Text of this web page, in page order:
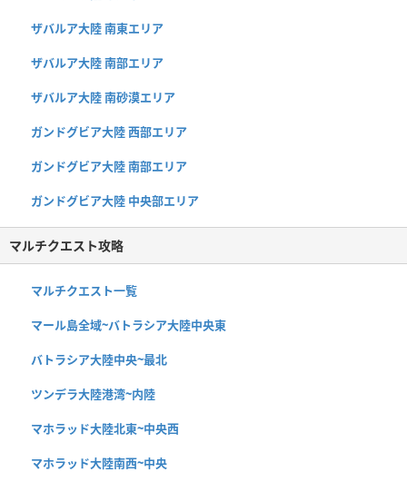
ザバルア大陸 南東エリア
ザバルア大陸 南部エリア
ザバルア大陸 南砂漠エリア
ガンドグビア大陸 西部エリア
ガンドグビア大陸 南部エリア
ガンドグビア大陸 中央部エリア
マルチクエスト攻略
マルチクエスト一覧
マール島全域~バトラシア大陸中央東
バトラシア大陸中央~最北
ツンデラ大陸港湾~内陸
マホラッド大陸北東~中央西
マホラッド大陸南西~中央